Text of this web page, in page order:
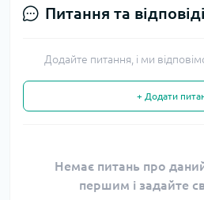
Питання та відповіді
Додайте питання, і ми
+ Додати
Немає питань про
першим і задайте